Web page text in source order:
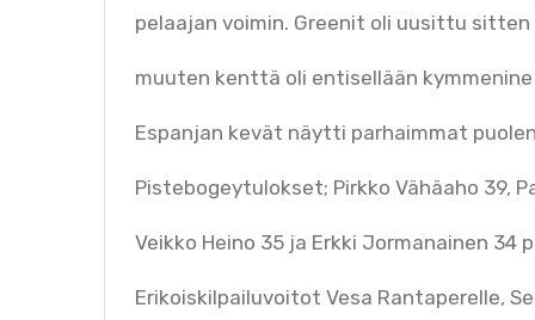
pelaajan voimin. Greenit oli uusittu
muuten kenttä oli entisellään
Espanjan kevät näytti parhaimmat
Pistebogeytulokset; Pirkko Vähäaho 39,
Veikko Heino 35 ja Erkki Jormanainen 34
Erikoiskilpailuvoitot Vesa Rantaperelle,